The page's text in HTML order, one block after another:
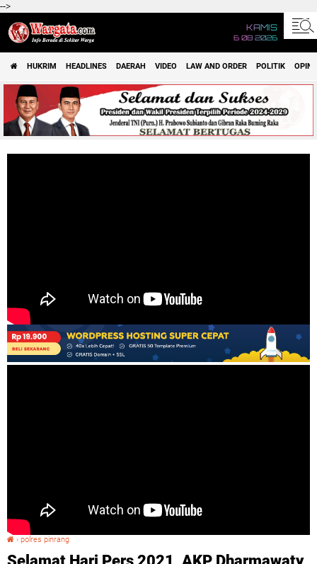
-->
KAMIS
6 08 2026
HUKRIM HEADLINES DAERAH VIDEO LAW AND ORDER POLITIK OPINI
› polres pinrang